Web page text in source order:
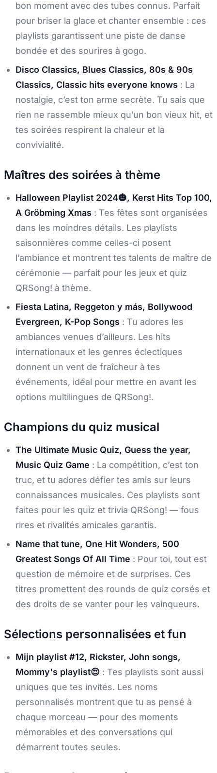
bon moment avec des tubes connus. Parfait
pour briser la glace et chanter ensemble : ces
playlists garantissent une piste de danse
bondée et des sourires à gogo.
Disco Classics, Blues Classics, 80s & 90s
Classics, Classic hits everyone knows : La
nostalgie, c’est ton arme secrète. Tu sais que
rien ne rassemble mieux qu’un bon vieux hit, et
tes soirées respirent la chaleur et la
convivialité.
Maîtres des soirées à thème
Halloween Playlist 2024🎃, Kerst Hits Top 100,
A Gröbming Xmas : Tes fêtes sont organisées
dans les moindres détails. Les playlists
saisonnières comme celles-ci posent
l’ambiance et montrent tes talents de maître de
cérémonie — parfait pour les jeux et quiz
QRSong! à thème.
Fiesta Latina, Reggeton y más, Bollywood
Evergreen, K-Pop Songs : Tu adores les
ambiances venues d’ailleurs. Les hits
internationaux et les genres éclectiques
donnent un vent de fraîcheur à tes
événements, idéal pour mettre en avant les
options multilingues de QRSong!.
Champions du quiz musical
The Ultimate Music Quiz, Guess the year,
Music Quiz Game : La compétition, c’est ton
truc, et tu adores défier tes amis sur leurs
connaissances musicales. Ces playlists sont
faites pour les quiz et trivia QRSong! — fous
rires et rivalités amicales garantis.
Name that tune, One Hit Wonders, 500
Greatest Songs Of All Time : Pour toi, tout est
question de mémoire et de surprises. Ces
titres promettent des rounds de quiz corsés et
des droits de se vanter pour les vainqueurs.
Sélections personnalisées et fun
Mijn playlist #12, Rickster, John songs,
Mommy's playlist😍 : Tes playlists sont aussi
uniques que tes invités. Les noms
personnalisés montrent que tu as pensé à
chaque morceau — pour des moments
mémorables et des conversations qui
démarrent toutes seules.